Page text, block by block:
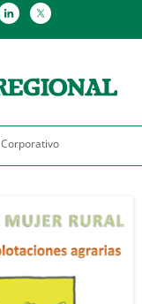
Corporativo